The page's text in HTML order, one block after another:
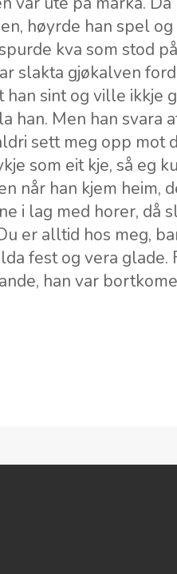
høyrde han spel
kva som stod
slakta gjøkalven
han sint og ville ikkje
han. Men han svara
sett meg opp mot
som eit kje, så eg
når han kjem heim,
i lag med horer, då
er alltid hos meg,
fest og vera
han var